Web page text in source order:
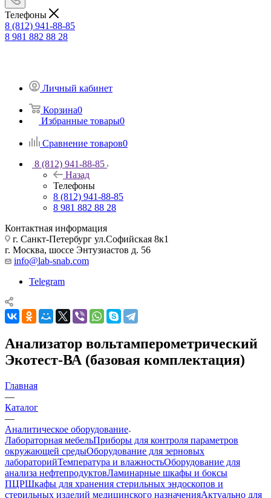
Телефоны
8 (812) 941-88-85
8 981 882 88 28
Личный кабинет
Корзина0
Избранные товары0
Сравнение товаров0
8 (812) 941-88-85
Назад
Телефоны
8 (812) 941-88-85
8 981 882 88 28
Контактная информация
г. Санкт-Петербург ул.Софийская 8к1
г. Москва, шоссе Энтузиастов д. 56
info@lab-snab.com
Telegram
Анализатор вольтамперометрический
Экотест-ВА (базовая комплектация)
Главная
—
Каталог
—
Аналитическое оборудование
Лабораторная мебельПриборы для контроля параметров
окружающей средыОборудование для зерновых
лабораторийТемпература и влажностьОборудование для
анализа нефтепродуктовЛаминарные шкафы и боксы
ПЦРШкафы для хранения стерильных эндоскопов и
стерильных изделий медицинского назначенияАктуально для